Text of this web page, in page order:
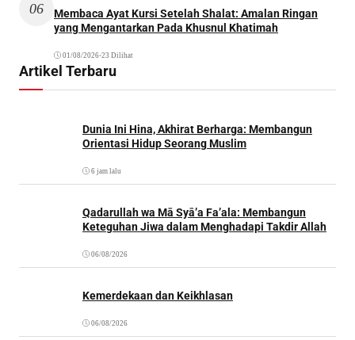
06
Membaca Ayat Kursi Setelah Shalat: Amalan Ringan
yang Mengantarkan Pada Khusnul Khatimah
01/08/2026•23 Dilihat
Artikel Terbaru
Dunia Ini Hina, Akhirat Berharga: Membangun
Orientasi Hidup Seorang Muslim
6 jam lalu
Qadarullah wa Mā Syā’a Fa’ala: Membangun
Keteguhan Jiwa dalam Menghadapi Takdir Allah
06/08/2026
Kemerdekaan dan Keikhlasan
06/08/2026